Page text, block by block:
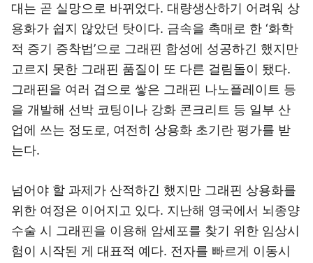
대는 곧 실망으로 바뀌었다. 대량생산하기 어려워 상
용화가 쉽지 않았던 탓이다. 금속을 촉매로 한 ‘화학
적 증기 증착법’으로 그래핀 합성에 성공하긴 했지만
고르지 못한 그래핀 품질이 또 다른 걸림돌이 됐다.
그래핀을 여러 겹으로 쌓은 그래핀 나노플레이트 등
을 개발해 선박 코팅이나 강화 콘크리트 등 일부 산
업에 쓰는 정도로, 여전히 상용화 초기란 평가를 받
는다.
넘어야 할 과제가 산적하긴 했지만 그래핀 상용화를
위한 여정은 이어지고 있다. 지난해 영국에서 뇌종양
수술 시 그래핀을 이용해 암세포를 찾기 위한 임상시
험이 시작된 게 대표적 예다. 전자를 빠르게 이동시